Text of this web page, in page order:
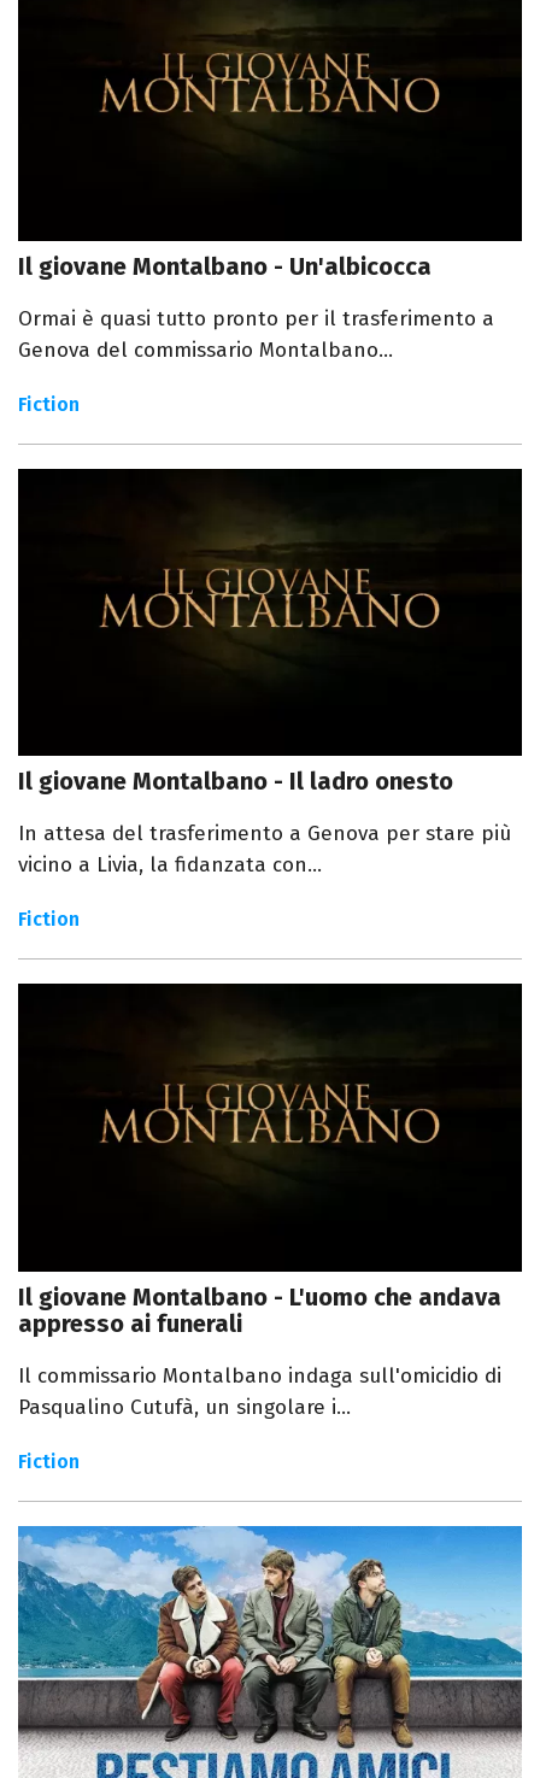
Il giovane Montalbano - Un'albicocca
Ormai è quasi tutto pronto per il trasferimento a
Genova del commissario Montalbano...
Fiction
Il giovane Montalbano - Il ladro onesto
In attesa del trasferimento a Genova per stare più
vicino a Livia, la fidanzata con...
Fiction
Il giovane Montalbano - L'uomo che andava
appresso ai funerali
Il commissario Montalbano indaga sull'omicidio di
Pasqualino Cutufà, un singolare i...
Fiction